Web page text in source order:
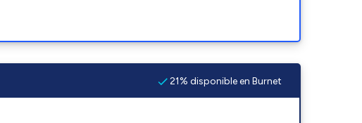
21% disponible en Burnet